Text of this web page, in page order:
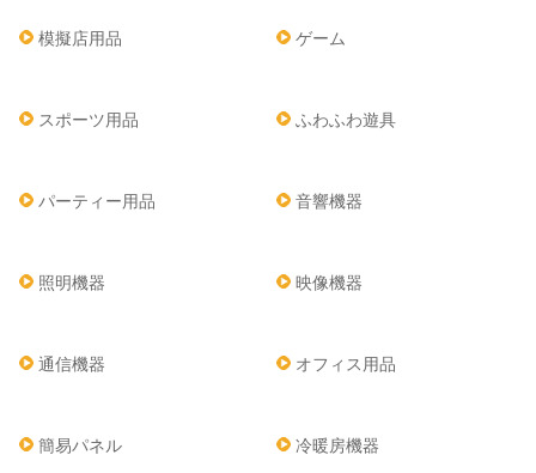
模擬店用品 ゲーム
スポーツ用品 ふわふわ遊具
パーティー用品 音響機器
照明機器 映像機器
通信機器 オフィス用品
簡易パネル 冷暖房機器